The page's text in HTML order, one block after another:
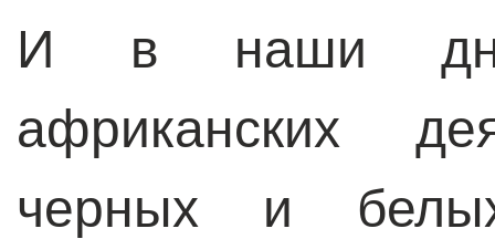
И в наши дни
африканских
черных и